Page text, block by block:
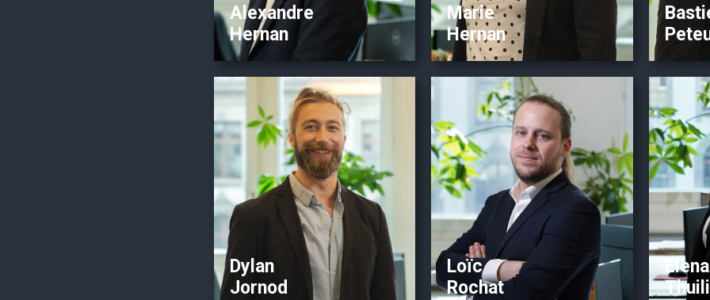
Alexandre
Hernan
Marie
Hernan
Swiss21
Dylan
Jornod
Bio
Pro
Responsable de mandats
Outils numériques de
prédilection: Crésus, bexio &
Odoo
Loïc
Rochat
Bio
Pro
Aide-comptable
Outils numériques de
prédilection: bexio & Crésus
Elena